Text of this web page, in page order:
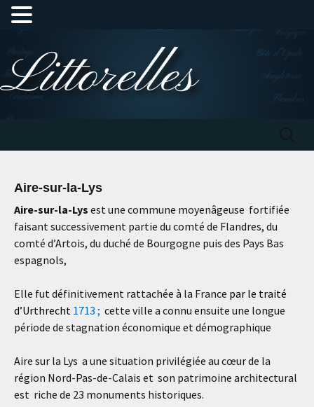
au
contenu
Littorelles
Aire-sur-la-Lys
Aire-sur-la-Lys est une commune moyenâgeuse fortifiée
faisant successivement partie du comté de Flandres, du
comté d’Artois, du duché de Bourgogne puis des Pays Bas
espagnols,
Elle fut définitivement rattachée à la France par le traité
d’Urthrecht 1713 ; cette ville a connu ensuite une longue
période de stagnation économique et démographique
Aire sur la Lys a une situation privilégiée au cœur de la
région Nord-Pas-de-Calais et son patrimoine architectural
est riche de 23 monuments historiques.